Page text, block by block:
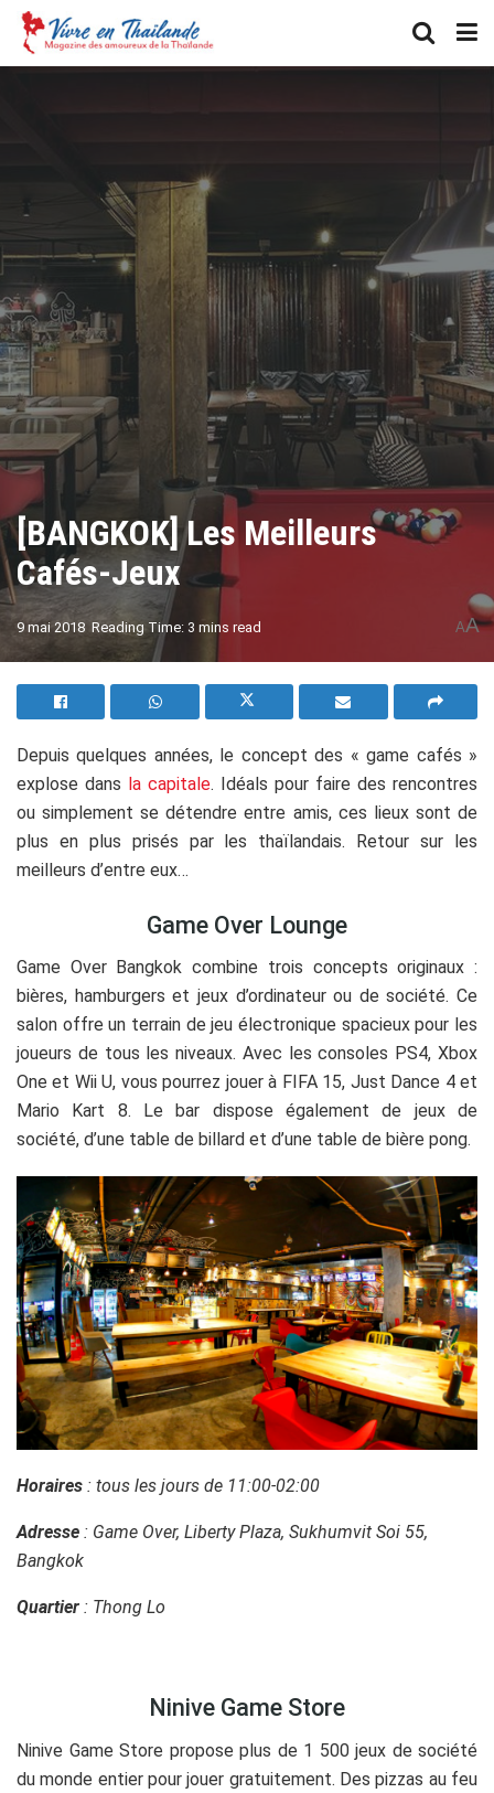
[BANGKOK] Les Meilleurs
Cafés-Jeux
9 mai 2018 Reading Time: 3 mins read AA
Depuis quelques années, le concept des « game cafés »
explose dans la capitale. Idéals pour faire des rencontres
ou simplement se détendre entre amis, ces lieux sont de
plus en plus prisés par les thaïlandais. Retour sur les
meilleurs d’entre eux…
Game Over Lounge
Game Over Bangkok combine trois concepts originaux :
bières, hamburgers et jeux d’ordinateur ou de société. Ce
salon offre un terrain de jeu électronique spacieux pour les
joueurs de tous les niveaux. Avec les consoles PS4, Xbox
One et Wii U, vous pourrez jouer à FIFA 15, Just Dance 4 et
Mario Kart 8. Le bar dispose également de jeux de
société, d’une table de billard et d’une table de bière pong.
Horaires : tous les jours de 11:00-02:00
Adresse : Game Over, Liberty Plaza, Sukhumvit Soi 55,
Bangkok
Quartier : Thong Lo
Ninive Game Store
Ninive Game Store propose plus de 1 500 jeux de société
du monde entier pour jouer gratuitement. Des pizzas au feu